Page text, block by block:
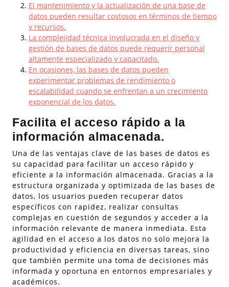
El mantenimiento y la actualización de una base de
datos pueden resultar costosos en términos de tiempo
y recursos.
La complejidad técnica involucrada en el diseño y
gestión de bases de datos puede requerir personal
altamente especializado y capacitado.
En ocasiones, las bases de datos pueden
experimentar problemas de rendimiento o
escalabilidad cuando se enfrentan a un crecimiento
exponencial de los datos.
Facilita el acceso rápido a la
información almacenada.
Una de las ventajas clave de las bases de datos es
su capacidad para facilitar un acceso rápido y
eficiente a la información almacenada. Gracias a la
estructura organizada y optimizada de las bases de
datos, los usuarios pueden recuperar datos
específicos con rapidez, realizar consultas
complejas en cuestión de segundos y acceder a la
información relevante de manera inmediata. Esta
agilidad en el acceso a los datos no solo mejora la
productividad y eficiencia en diversas tareas, sino
que también permite una toma de decisiones más
informada y oportuna en entornos empresariales y
académicos.